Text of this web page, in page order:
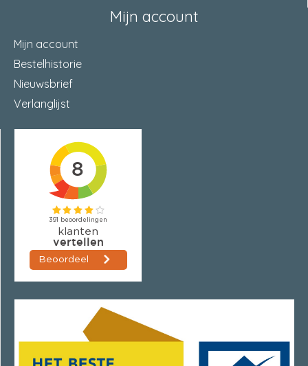
Mijn account
Mijn account
Bestelhistorie
Nieuwsbrief
Verlanglijst